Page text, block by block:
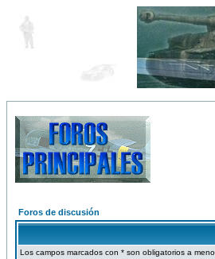
Foros de discusión
Los campos marcados con * son obligatorios a